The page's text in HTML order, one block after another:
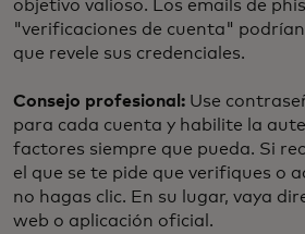
objetivo valioso. Los emails de
"verificaciones de cuenta"
que revele sus credenciales.
Consejo profesional: Use
para cada cuenta y habilite la
factores siempre que pueda. Si
el que se te pide que verifiques o
no hagas clic. En su lugar, vaya
web o aplicación oficial.